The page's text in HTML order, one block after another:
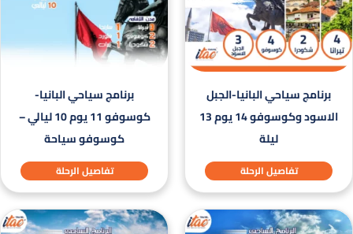
برنامج سياحي البانيا-الجبل
الاسود وكوسوفو 14 يوم 13
ليلة
تفاصيل الرحلة
برنامج سياحي البانيا-
كوسوفو 11 يوم 10 ليالي –
كوسوفو سياحة
تفاصيل الرحلة